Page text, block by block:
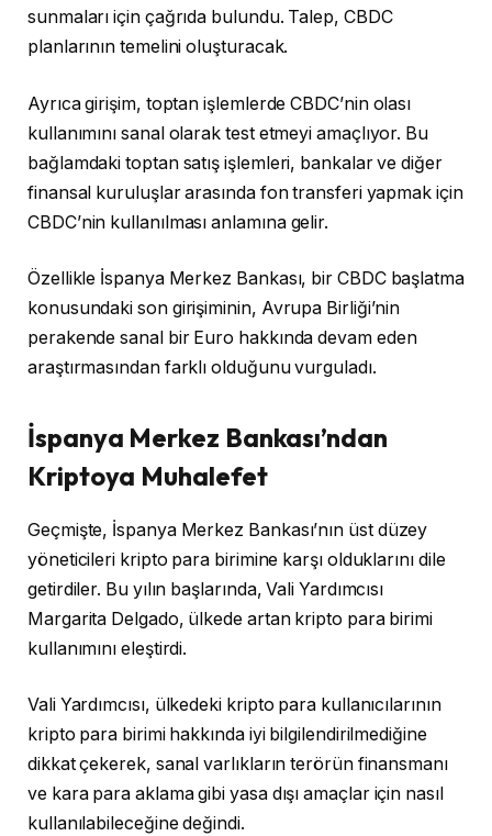
sunmaları için çağrıda bulundu. Talep, CBDC
planlarının temelini oluşturacak.
Ayrıca girişim, toptan işlemlerde CBDC’nin olası
kullanımını sanal olarak test etmeyi amaçlıyor. Bu
bağlamdaki toptan satış işlemleri, bankalar ve diğer
finansal kuruluşlar arasında fon transferi yapmak için
CBDC’nin kullanılması anlamına gelir.
Özellikle İspanya Merkez Bankası, bir CBDC başlatma
konusundaki son girişiminin, Avrupa Birliği’nin
perakende sanal bir Euro hakkında devam eden
araştırmasından farklı olduğunu vurguladı.
İspanya Merkez Bankası’ndan
Kriptoya Muhalefet
Geçmişte, İspanya Merkez Bankası’nın üst düzey
yöneticileri kripto para birimine karşı olduklarını dile
getirdiler. Bu yılın başlarında, Vali Yardımcısı
Margarita Delgado, ülkede artan kripto para birimi
kullanımını eleştirdi.
Vali Yardımcısı, ülkedeki kripto para kullanıcılarının
kripto para birimi hakkında iyi bilgilendirilmediğine
dikkat çekerek, sanal varlıkların terörün finansmanı
ve kara para aklama gibi yasa dışı amaçlar için nasıl
kullanılabileceğine değindi.